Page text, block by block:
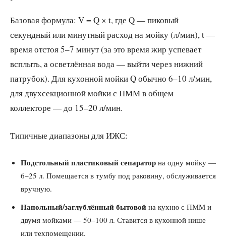
Базовая формула: V = Q × t, где Q — пиковый
секундный или минутный расход на мойку (л/мин), t —
время отстоя 5–7 минут (за это время жир успевает
всплыть, а осветлённая вода — выйти через нижний
патрубок). Для кухонной мойки Q обычно 6–10 л/мин,
для двухсекционной мойки с ПММ в общем
коллекторе — до 15–20 л/мин.
Типичные диапазоны для ИЖС:
Подстольный пластиковый сепаратор на одну мойку —
6–25 л. Помещается в тумбу под раковину, обслуживается
вручную.
Напольный/заглублённый бытовой на кухню с ПММ и
двумя мойками — 50–100 л. Ставится в кухонной нише
или техпомещении.